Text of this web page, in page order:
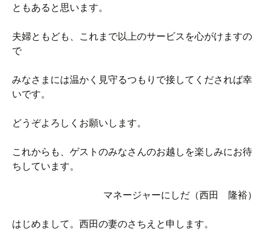
ともあると思います。
夫婦ともども、これまで以上のサービスを心がけますの
で
みなさまには温かく見守るつもりで接してくだされば幸
いです。
どうぞよろしくお願いします。
これからも、ゲストのみなさんのお越しを楽しみにお待
ちしています。
マネージャーにしだ（西田 隆裕）
はじめまして。西田の妻のさちえと申します。